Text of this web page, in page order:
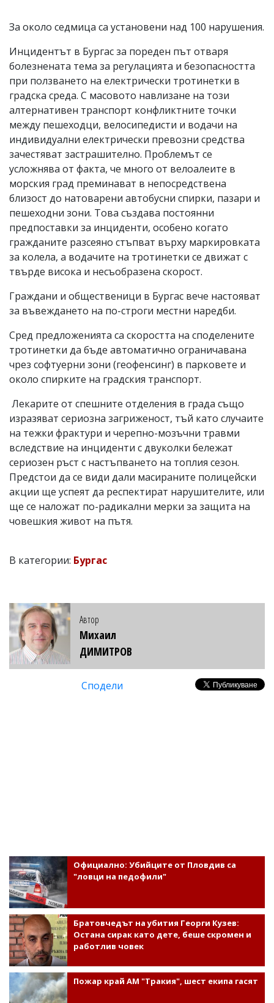
За около седмица са установени над 100 нарушения.
Инцидентът в Бургас за пореден път отваря
болезнената тема за регулацията и безопасността
при ползването на електрически тротинетки в
градска среда. С масовото навлизане на този
алтернативен транспорт конфликтните точки
между пешеходци, велосипедисти и водачи на
индивидуални електрически превозни средства
зачестяват застрашително. Проблемът се
усложнява от факта, че много от велоалеите в
морския град преминават в непосредствена
близост до натоварени автобусни спирки, пазари и
пешеходни зони. Това създава постоянни
предпоставки за инциденти, особено когато
гражданите разсеяно стъпват върху маркировката
за колела, а водачите на тротинетки се движат с
твърде висока и несъобразена скорост.
Граждани и общественици в Бургас вече настояват
за въвеждането на по-строги местни наредби.
Сред предложенията са скоростта на споделените
тротинетки да бъде автоматично ограничавана
чрез софтуерни зони (геофенсинг) в парковете и
около спирките на градския транспорт.
Лекарите от спешните отделения в града също
изразяват сериозна загриженост, тъй като случаите
на тежки фрактури и черепно-мозъчни травми
вследствие на инциденти с двуколки бележат
сериозен ръст с настъпването на топлия сезон.
Предстои да се види дали масираните полицейски
акции ще успеят да респектират нарушителите, или
ще се наложат по-радикални мерки за защита на
човешкия живот на пътя.
В категории: Бургас
Автор
Михаил
ДИМИТРОВ
Сподели
Официално: Убийците от Пловдив са
"ловци на педофили"
Братовчедът на убития Георги Кузев:
Остана сирак като дете, беше скромен и
работлив човек
Пожар край АМ "Тракия", шест екипа гасят